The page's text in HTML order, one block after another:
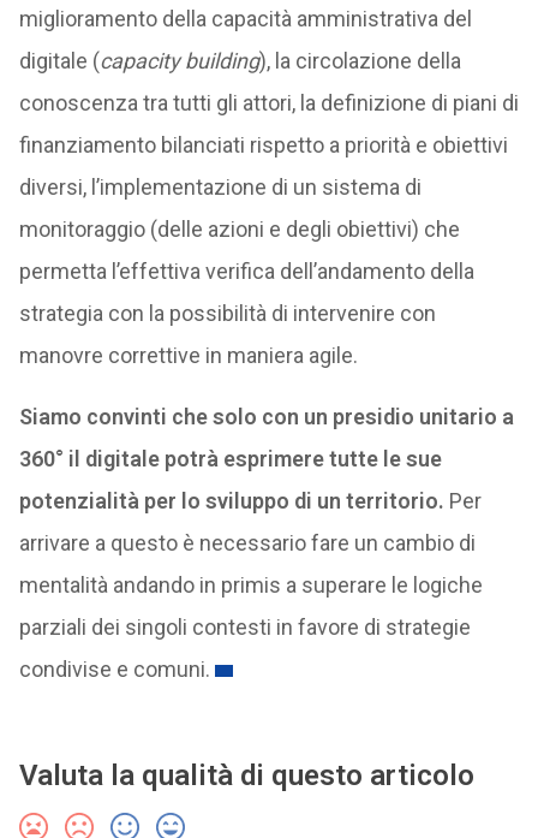
miglioramento della capacità amministrativa del
digitale (capacity building), la circolazione della
conoscenza tra tutti gli attori, la definizione di piani di
finanziamento bilanciati rispetto a priorità e obiettivi
diversi, l’implementazione di un sistema di
monitoraggio (delle azioni e degli obiettivi) che
permetta l’effettiva verifica dell’andamento della
strategia con la possibilità di intervenire con
manovre correttive in maniera agile.
Siamo convinti che solo con un presidio unitario a
360° il digitale potrà esprimere tutte le sue
potenzialità per lo sviluppo di un territorio. Per
arrivare a questo è necessario fare un cambio di
mentalità andando in primis a superare le logiche
parziali dei singoli contesti in favore di strategie
condivise e comuni.
Valuta la qualità di questo articolo